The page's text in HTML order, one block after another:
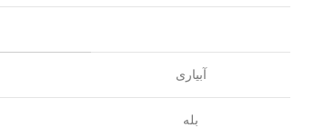
آبیاری
بله